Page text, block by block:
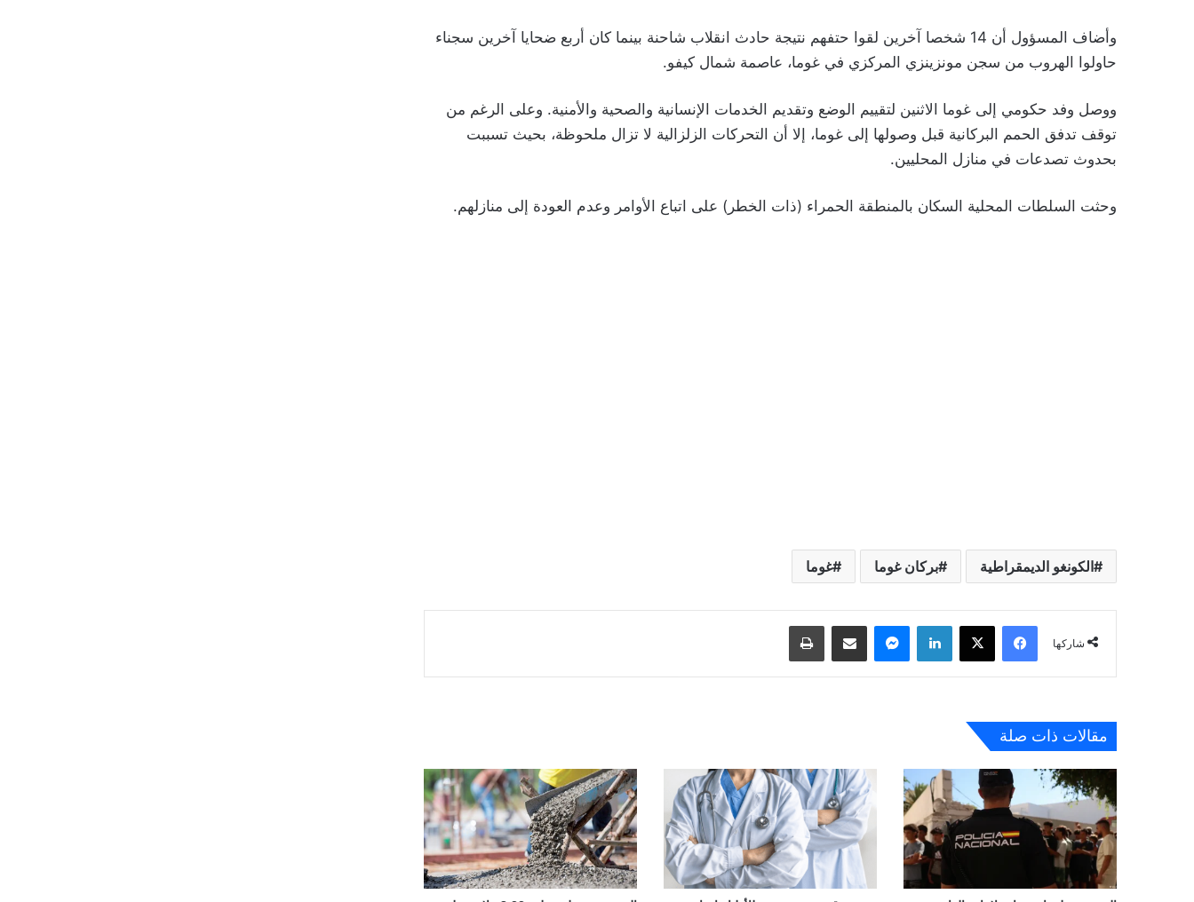
وأضاف المسؤول أن 14 شخصا آخرين لقوا حتفهم نتيجة حادث انقلاب شاحنة بينما كان أربع ضحايا آخرين سجناء
حاولوا الهروب من سجن مونزينزي المركزي في غوما، عاصمة شمال كيفو.
ووصل وفد حكومي إلى غوما الاثنين لتقييم الوضع وتقديم الخدمات الإنسانية والصحية والأمنية. وعلى الرغم من
توقف تدفق الحمم البركانية قبل وصولها إلى غوما، إلا أن التحركات الزلزالية لا تزال ملحوظة، بحيث تسببت
بحدوث تصدعات في منازل المحليين.
وحثت السلطات المحلية السكان بالمنطقة الحمراء (ذات الخطر) على اتباع الأوامر وعدم العودة إلى منازلهم.
الكونغو الديمقراطية بركان غوما غوما
شاركها
فيسبوك لينكدإن
مقالات ذات صلة